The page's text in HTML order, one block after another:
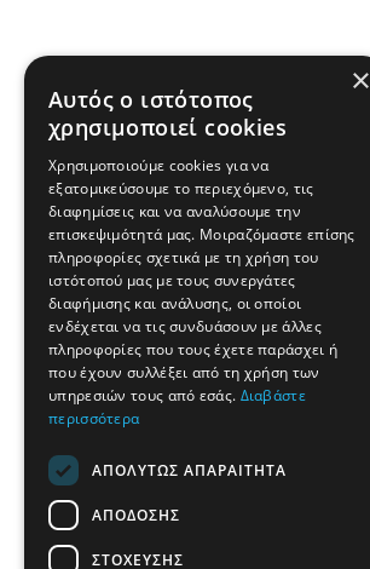
×
Αυτός ο ιστότοπος
χρησιμοποιεί cookies
Χρησιμοποιούμε cookies για να
εξατομικεύσουμε το περιεχόμενο, τις
διαφημίσεις και να αναλύσουμε την
επισκεψιμότητά μας. Μοιραζόμαστε επίσης
πληροφορίες σχετικά με τη χρήση του
ιστότοπού μας με τους συνεργάτες
διαφήμισης και ανάλυσης, οι οποίοι
ενδέχεται να τις συνδυάσουν με άλλες
πληροφορίες που τους έχετε παράσχει ή
που έχουν συλλέξει από τη χρήση των
υπηρεσιών τους από εσάς. Διαβάστε
περισσότερα
ΑΠΟΛΎΤΩΣ ΑΠΑΡΑΊΤΗΤΑ
ΑΠΌΔΟΣΗΣ
ΣΤΌΧΕΥΣΗΣ